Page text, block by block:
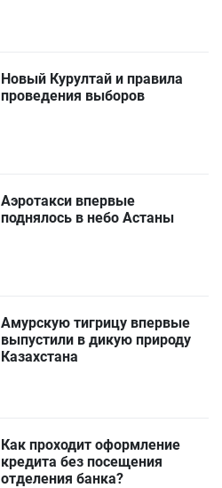
Новый Курултай и правила
проведения выборов
Аэротакси впервые
поднялось в небо Астаны
Амурскую тигрицу впервые
выпустили в дикую природу
Казахстана
Как проходит оформление
кредита без посещения
отделения банка?